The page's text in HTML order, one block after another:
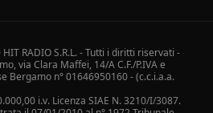
RADIO S.R.L. - Tutti i diritti riservati -
via Clara Maffei, 14/A C.F./P.IVA e
Bergamo n° 01646950160 - (c.c.i.a.a.
i.v. Licenza SIAE N. 3210/I/3087.